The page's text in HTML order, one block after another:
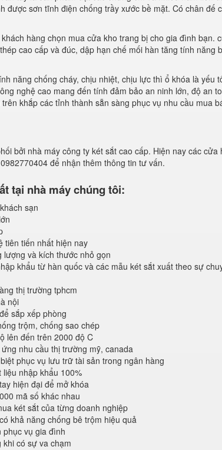
được sơn tĩnh điện chống trầy xước bề mặt. Có chân đế
hàng chọn mua cửa kho trang bị cho gia đình bạn.
cao cấp và đúc, dập hạn chế mối hàn tăng tính năng
năng chống cháy, chịu nhiệt, chịu lực thì ổ khóa là yếu
nghệ cao mang đến tính đảm bảo an ninh lớn, độ an
trên khắp các tỉnh thành sẵn sàng phục vụ nhu cầu mua
bởi nhà máy công ty két sắt cao cấp. Hiện nay các cửa
để nhận thêm thông tin tư vấn.
tại nhà máy chúng tôi:
sạn
tiên tiến nhất hiện nay
và kích thước nhỏ gọn
khẩu từ hàn quốc và các mẫu két sắt xuất theo sự
thị trường tphcm
nội
sắp xếp phòng
trộm, chống sao chép
lên đến trên 2000 độ C
nhu cầu thị trường mỹ, canada
phục vụ lưu trữ tài sản trong ngân hàng
nhập khẩu 100%
hiện đại để mở khóa
mã số khác nhau
két sắt của từng doanh nghiệp
khả năng chống bê trộm hiệu quả
phục vụ gia đình
có sự va chạm